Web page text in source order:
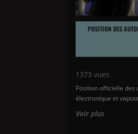
POSITION DES
1373vues
Position officielle des
électronique et
Voir plus